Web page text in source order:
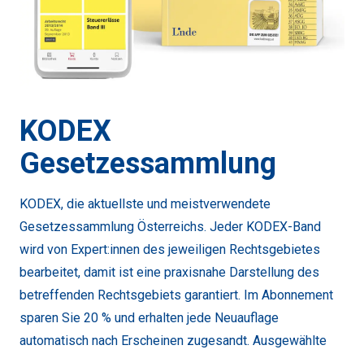
KODEX
Gesetzessammlung
KODEX, die aktuellste und meistverwendete
Gesetzessammlung Österreichs. Jeder KODEX-Band
wird von Expert:innen des jeweiligen Rechtsgebietes
bearbeitet, damit ist eine praxisnahe Darstellung des
betreffenden Rechtsgebiets garantiert. Im Abonnement
sparen Sie 20 % und erhalten jede Neuauflage
automatisch nach Erscheinen zugesandt. Ausgewählte